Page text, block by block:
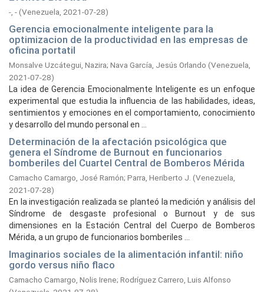
-, -(Venezuela, 2021-07-28)
Gerencia emocionalmente inteligente para la
optimizacion de la productividad en las empresas de
oficina portatil
Monsalve Uzcátegui, Nazira; Nava García, Jesús Orlando (Venezuela,
2021-07-28)
La idea de Gerencia Emocionalmente Inteligente es un enfoque
experimental que estudia la influencia de las habilidades, ideas,
sentimientos y emociones en el comportamiento, conocimiento
y desarrollo del mundo personal en ...
Determinación de la afectación psicológica que
genera el Síndrome de Burnout en funcionarios
bomberiles del Cuartel Central de Bomberos Mérida
Camacho Camargo, José Ramón; Parra, Heriberto J. (Venezuela,
2021-07-28)
En la investigación realizada se planteó la medición y análisis del
Síndrome de desgaste profesional o Burnout y de sus
dimensiones en la Estación Central del Cuerpo de Bomberos
Mérida, a un grupo de funcionarios bomberiles ...
Imaginarios sociales de la alimentación infantil: niño
gordo versus niño flaco
Camacho Camargo, Nolis Irene; Rodríguez Carrero, Luis Alfonso